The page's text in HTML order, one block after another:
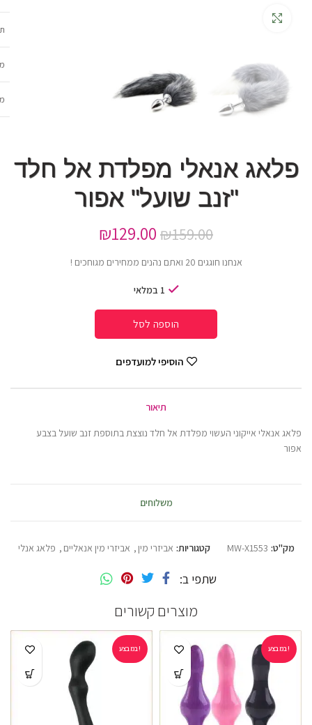
פלאג אנאלי מפלדת אל חלד
"זנב שועל" אפור
₪159.00
₪129.00
אנחנו חוגגים 20 ואתם נהנים ממחירים מגוחכים !
1 במלאי
הוספה לסל
הוסיפי למועדפים
תיאור
פלאג אנאלי אייקוני העשוי מפלדת אל חלד נוצצת בתוספת זנב שועל בצבע
אפור
משלוחים
מק"ט: MW-X1553 קטגוריות: אביזרי מין, אביזרי מין אנאליים , פלאג אנלי
שתפי ב
מוצרים קשורים
במבצע! במבצע!